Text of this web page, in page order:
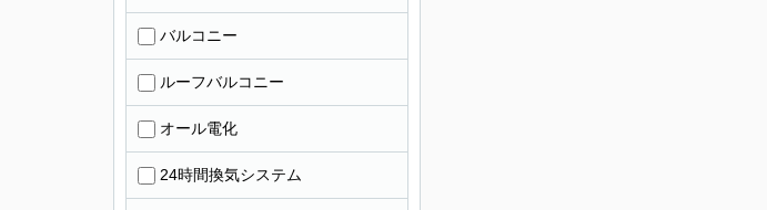
バルコニー
ルーフバルコニー
オール電化
24時間換気システム